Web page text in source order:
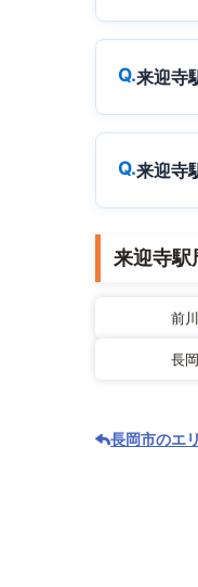
来迎寺
来迎寺
来迎寺駅
前
長
長岡市のエ